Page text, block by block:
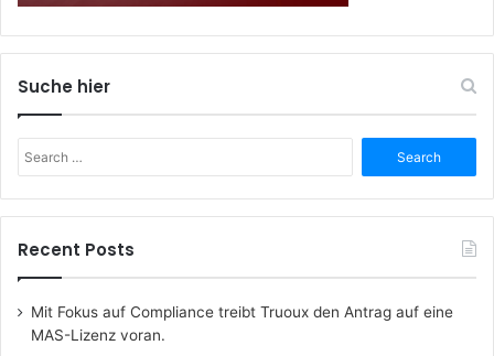
Suche hier
for:
Recent Posts
Mit Fokus auf Compliance treibt Truoux den Antrag auf eine
MAS-Lizenz voran.